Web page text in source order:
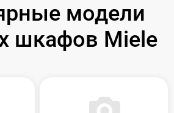
модели
шкафов Miele